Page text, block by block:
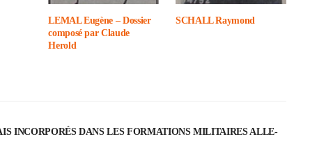
LEMAL Eugène – Dossier
composé par Claude
Herold
SCHALL Raymond
INCOR­PO­RÉS DANS LES FORMA­TIONS MILI­TAIRES ALLE­